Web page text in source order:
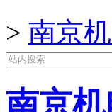
> 南京
南京